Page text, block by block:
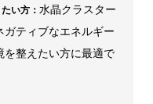
い方： 水晶クラスター
ティブなエネルギー
を整えたい方に最適で